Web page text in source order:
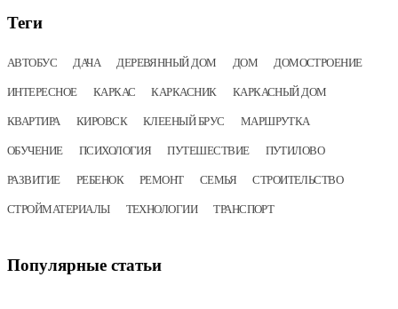
Теги
АВТОБУС ДАЧА ДЕРЕВЯННЫЙ ДОМ ДОМ ДОМОСТРОЕНИЕ
ИНТЕРЕСНОЕ КАРКАС КАРКАСНИК КАРКАСНЫЙ ДОМ
КВАРТИРА КИРОВСК КЛЕЕНЫЙ БРУС МАРШРУТКА
ОБУЧЕНИЕ ПСИХОЛОГИЯ ПУТЕШЕСТВИЕ ПУТИЛОВО
РАЗВИТИЕ РЕБЕНОК РЕМОНТ СЕМЬЯ СТРОИТЕЛЬСТВО
СТРОЙМАТЕРИАЛЫ ТЕХНОЛОГИИ ТРАНСПОРТ
Популярные статьи